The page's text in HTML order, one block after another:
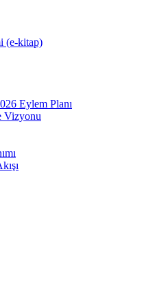
(e-kitap)
Eylem Planı
Vizyonu